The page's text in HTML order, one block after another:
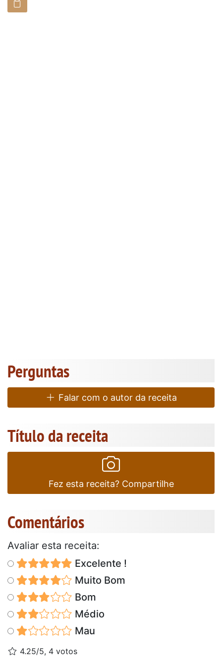
Perguntas
Falar com o autor da receita
Título da receita
Fez esta receita? Compartilhe
Comentários
Avaliar esta receita:
Excelente !
Muito Bom
Bom
Médio
Mau
4.25/5, 4 votos